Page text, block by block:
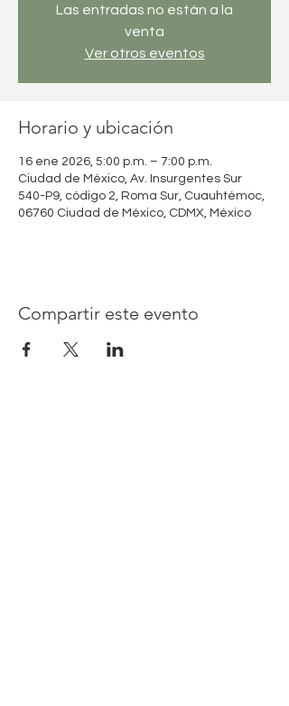
Las entradas no están a la
venta
Ver otros eventos
Horario y ubicación
16 ene 2026, 5:00 p.m. – 7:00 p.m.
Ciudad de México, Av. Insurgentes Sur
540-P9, código 2, Roma Sur, Cuauhtémoc,
06760 Ciudad de México, CDMX, México
Compartir este evento